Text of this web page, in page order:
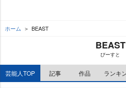
ホーム BEAST
BEAST
びーすと
芸能人TOP 記事 作品 ランキ